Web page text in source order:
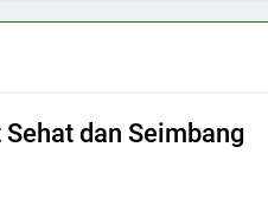
dan Seimbang